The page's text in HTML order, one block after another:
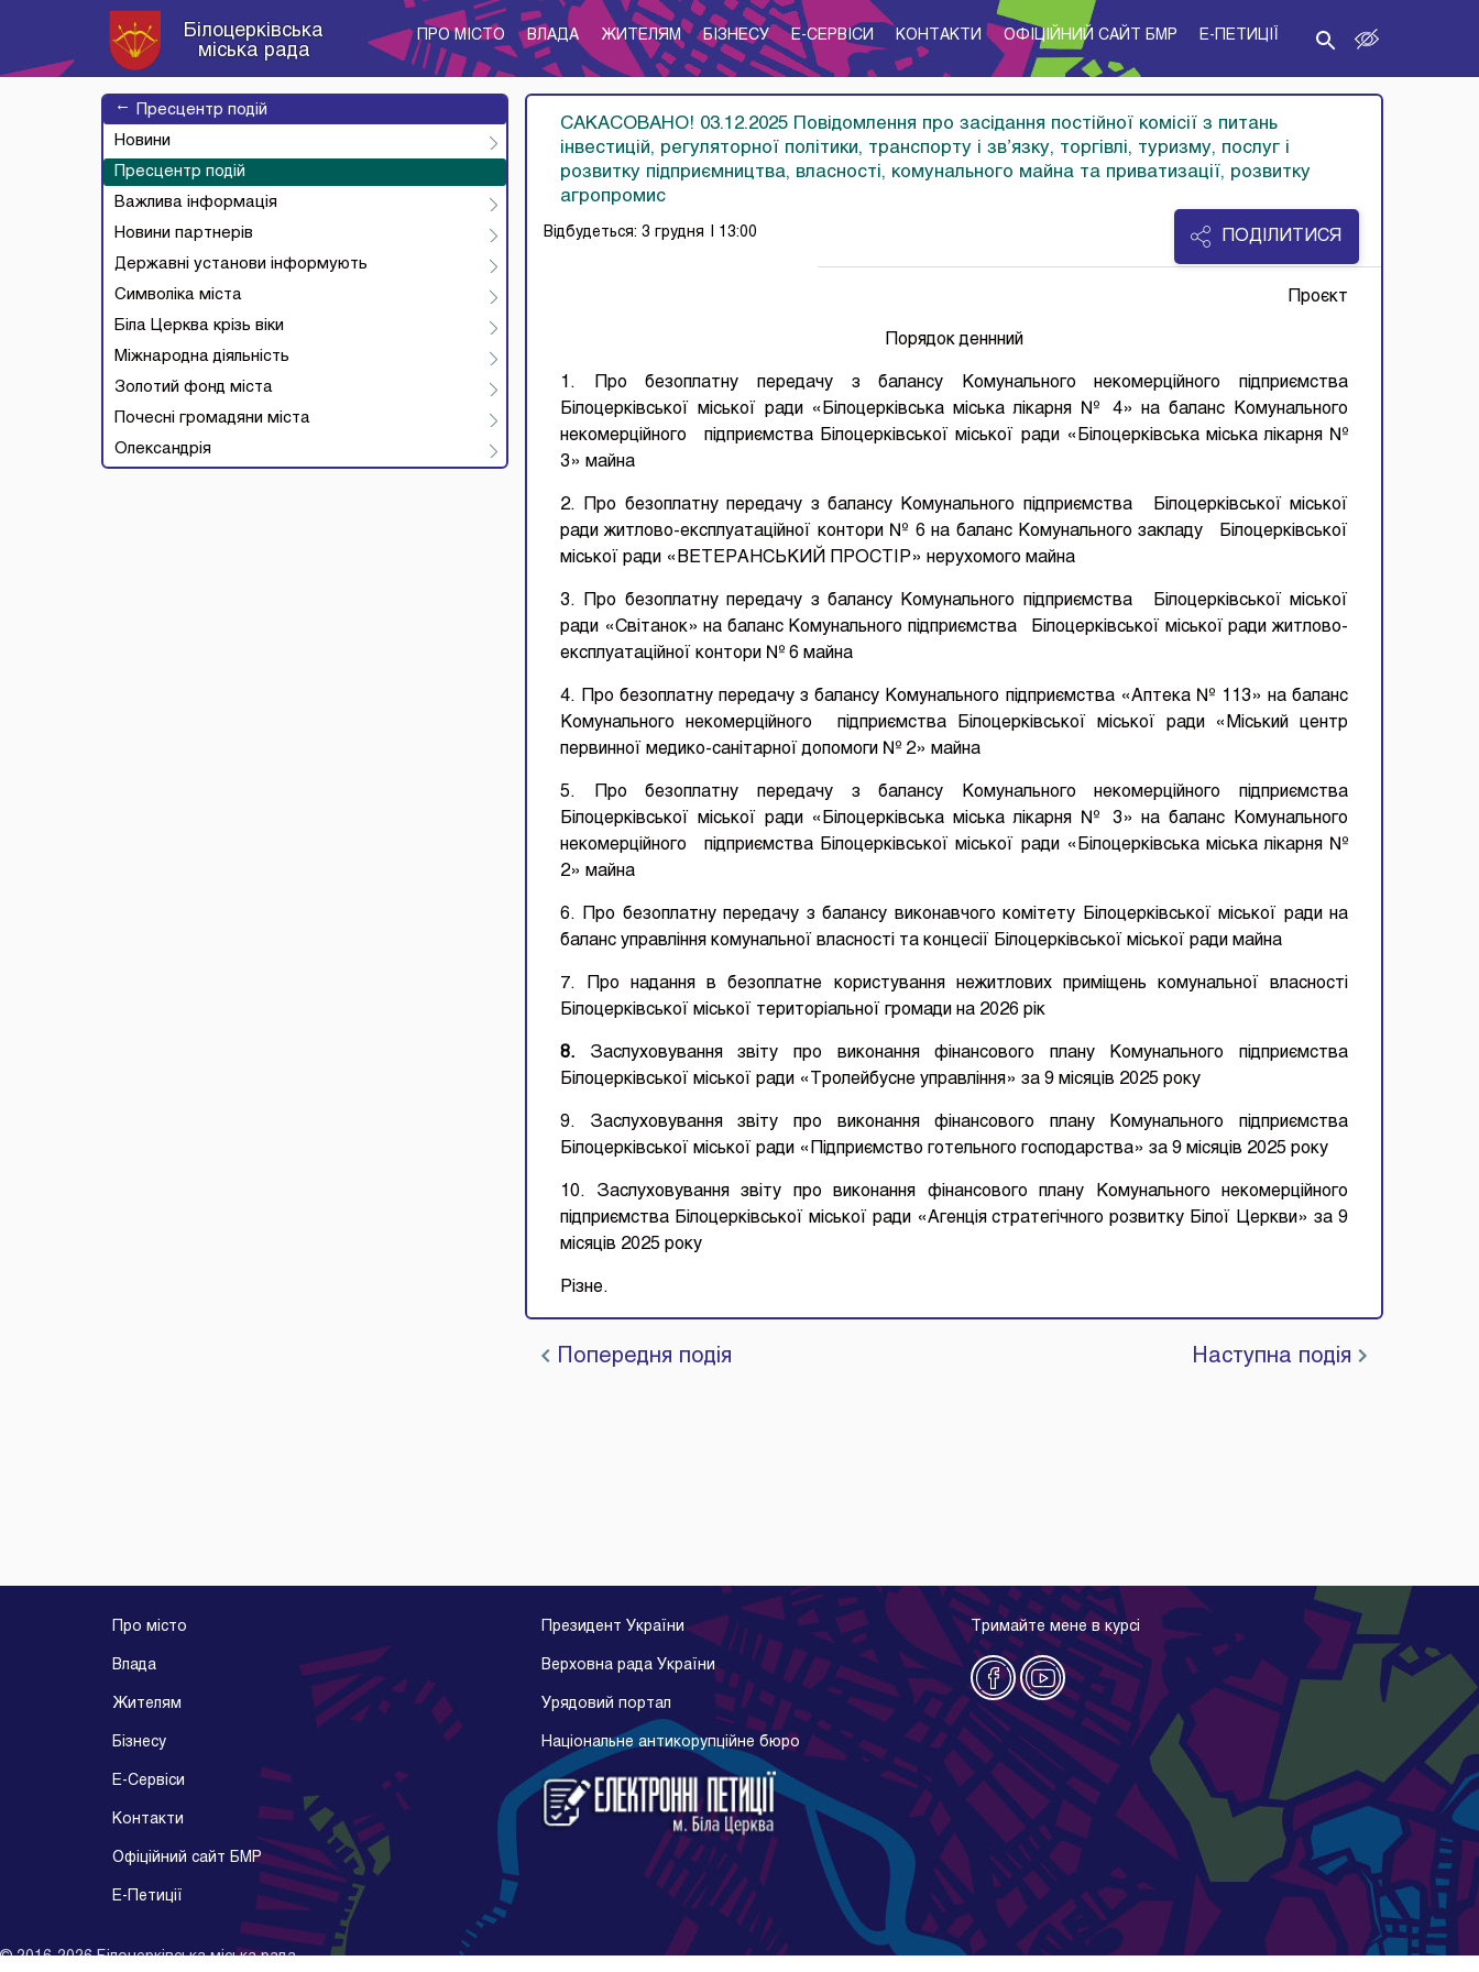
Білоцерківська
міська рада
ПРО МІСТО ВЛАДА ЖИТЕЛЯМ БІЗНЕСУ E-CЕРВІСИ КОНТАКТИ ОФІЦІЙНИЙ САЙТ БМР E-ПЕТИЦІЇ
→
Пресцентр подій
Новини
Пресцентр подій
Важлива інформація
Новини партнерів
Державні установи інформують
Символіка міста
Біла Церква крізь віки
Міжнародна діяльність
Золотий фонд міста
Почесні громадяни міста
Олександрія
САКАСОВАНО! 03.12.2025 Повідомлення про засідання постійної комісії з питань
інвестицій, регуляторної політики, транспорту і зв’язку, торгівлі, туризму, послуг і
розвитку підприємництва, власності, комунального майна та приватизації, розвитку
агропромис
Відбудеться: 3 грудня | 13:00 ПОДІЛИТИСЯ
Проєкт
Порядок деннний
1. Про безоплатну передачу з балансу Комунального некомерційного підприємства
Білоцерківської міської ради «Білоцерківська міська лікарня № 4» на баланс Комунального
некомерційного підприємства Білоцерківської міської ради «Білоцерківська міська лікарня №
3» майна
2. Про безоплатну передачу з балансу Комунального підприємства Білоцерківської міської
ради житлово-експлуатаційної контори № 6 на баланс Комунального закладу Білоцерківської
міської ради «ВЕТЕРАНСЬКИЙ ПРОСТІР» нерухомого майна
3. Про безоплатну передачу з балансу Комунального підприємства Білоцерківської міської
ради «Світанок» на баланс Комунального підприємства Білоцерківської міської ради житлово-
експлуатаційної контори № 6 майна
4. Про безоплатну передачу з балансу Комунального підприємства «Аптека № 113» на баланс
Комунального некомерційного підприємства Білоцерківської міської ради «Міський центр
первинної медико-санітарної допомоги № 2» майна
5. Про безоплатну передачу з балансу Комунального некомерційного підприємства
Білоцерківської міської ради «Білоцерківська міська лікарня № 3» на баланс Комунального
некомерційного підприємства Білоцерківської міської ради «Білоцерківська міська лікарня №
2» майна
6. Про безоплатну передачу з балансу виконавчого комітету Білоцерківської міської ради на
баланс управління комунальної власності та концесії Білоцерківської міської ради майна
7. Про надання в безоплатне користування нежитлових приміщень комунальної власності
Білоцерківської міської територіальної громади на 2026 рік
8. Заслуховування звіту про виконання фінансового плану Комунального підприємства
Білоцерківської міської ради «Тролейбусне управління» за 9 місяців 2025 року
9. Заслуховування звіту про виконання фінансового плану Комунального підприємства
Білоцерківської міської ради «Підприємство готельного господарства» за 9 місяців 2025 року
10. Заслуховування звіту про виконання фінансового плану Комунального некомерційного
підприємства Білоцерківської міської ради «Агенція стратегічного розвитку Білої Церкви» за 9
місяців 2025 року
Різне.
Попередня подія Наступна подія
Про місто
Влада
Жителям
Бізнесу
E-Cервіси
Контакти
Офіційний сайт БМР
E-Петиції
Президент України
Верховна рада України
Урядовий портал
Національне антикорупційне бюро
Тримайте мене в курсі
©2016-2026Білоцерківська міська рада